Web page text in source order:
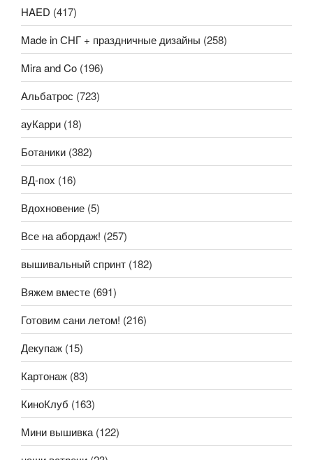
HAED (417)
Made in СНГ + праздничные дизайны (258)
Mira and Co (196)
Альбатрос (723)
ауКарри (18)
Ботаники (382)
ВД-пох (16)
Вдохновение (5)
Все на абордаж! (257)
вышивальный спринт (182)
Вяжем вместе (691)
Готовим сани летом! (216)
Декупаж (15)
Картонаж (83)
КиноКлуб (163)
Мини вышивка (122)